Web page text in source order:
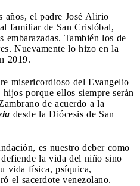
años, el padre José Alirio
familiar de San Cristóbal,
embarazadas. También los de
Nuevamente lo hizo en la
2019.
misericordioso del Evangelio
porque ellos siempre serán
de acuerdo a la
desde la Diócesis de San
es nuestro deber como
la vida del niño sino
vida física, psíquica,
el sacerdote venezolano.